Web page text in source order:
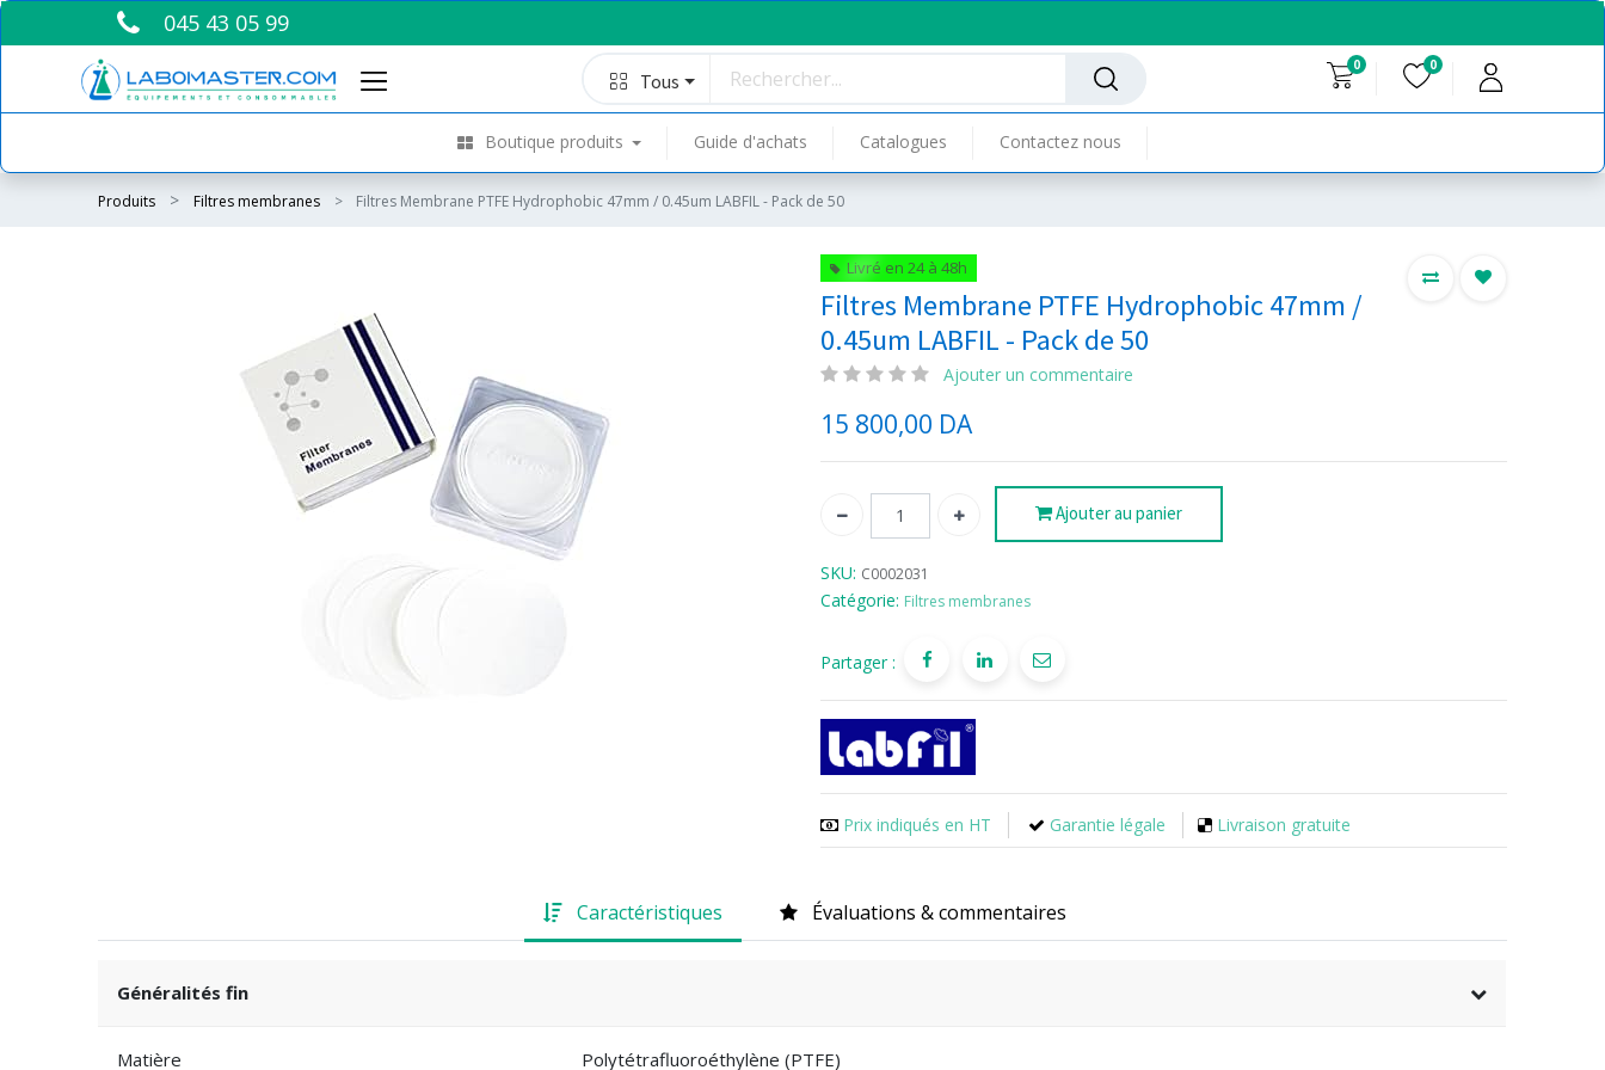
045 43 05 99
Tous
0 0
Boutique produits Guide d'achats Catalogues Contactez nous
Produits Filtres membranes Filtres Membrane PTFE Hydrophobic 47mm / 0.45um LABFIL - Pack de 50
Livré en 24 à 48h
Filtres Membrane PTFE Hydrophobic 47mm /
0.45um LABFIL - Pack de 50
Ajouter un commentaire
15 800,00 DA
Ajouter au panier
SKU: C0002031
Catégorie: Filtres membranes
Partager :
Prix indiqués en HT Garantie légale Livraison gratuite
Caractéristiques Évaluations & commentaires
Généralités fin
Matière Polytétrafluoroéthylène (PTFE)